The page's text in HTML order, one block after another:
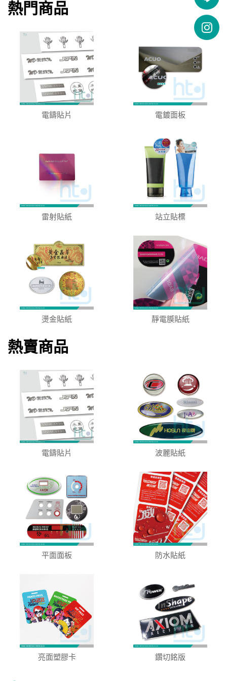
熱門商品
電鑄貼片 電鍍面板
雷射貼紙 站立貼標
燙金貼紙 靜電膜貼紙
熱賣商品
電鑄貼片 波麗貼紙
平面面板 防水貼紙
亮面塑膠卡 鑽切銘版